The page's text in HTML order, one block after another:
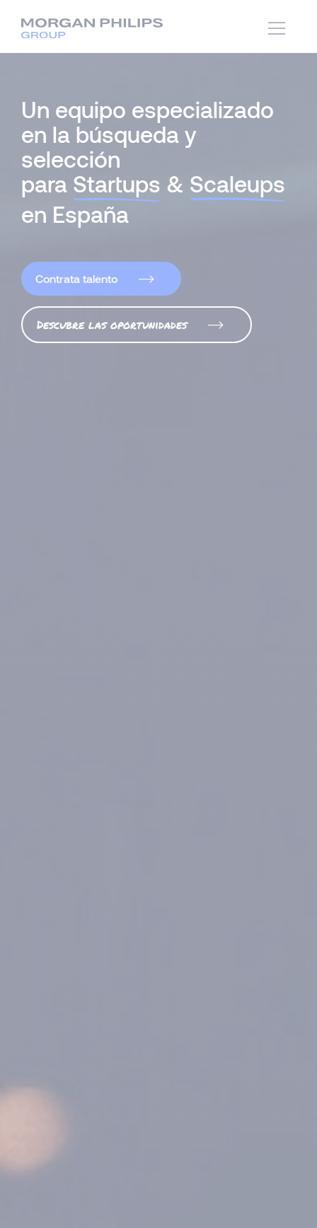
Un equipo especializado
en la búsqueda y
selección
para Startups & Scaleups
en España
Contrata talento
Descubre las oportunidades